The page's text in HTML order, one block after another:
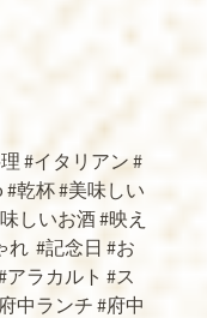
#イタリアン #
#乾杯 #美味しい
しいお酒 #映え
れ #記念日 #お
アラカルト #ス
中ランチ #府中